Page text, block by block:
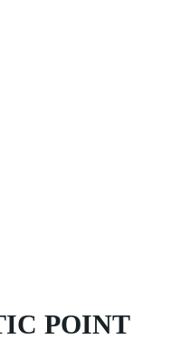
POINT